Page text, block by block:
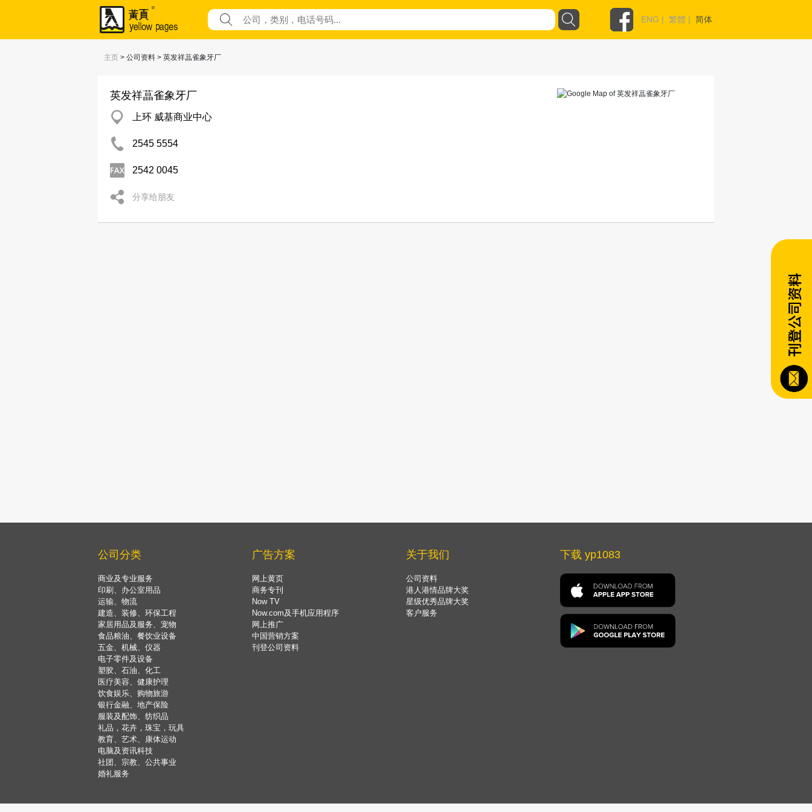
ENG | 繁體 | 简体
主页 > 公司资料 > 英发祥蕌雀象牙厂
英发祥蕌雀象牙厂
上环 威基商业中心
2545 5554
2542 0045
分享给朋友
公司分类
商业及专业服务
印刷、办公室用品
运输、物流
建造、装修、环保工程
家居用品及服务、宠物
食品粮油、餐饮业设备
五金、机械、仪器
电子零件及设备
塑胶、石油、化工
医疗美容、健康护理
饮食娱乐、购物旅游
银行金融、地产保险
服装及配饰、纺织品
礼品，花卉，珠宝，玩具
教育、艺术、康体运动
电脑及资讯科技
社团、宗教、公共事业
婚礼服务
广告方案
网上黄页
商务专刊
Now TV
Now.com及手机应用程序
网上推广
中国营销方案
刊登公司资料
关于我们
公司资料
港人港情品牌大奖
星级优秀品牌大奖
客户服务
下载 yp1083